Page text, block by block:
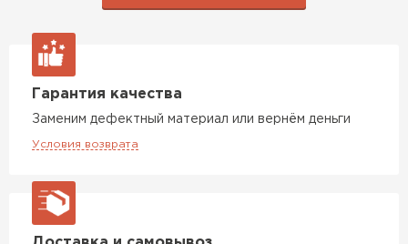
Гарантия качества
Заменим дефектный материал или вернём деньги
Условия возврата